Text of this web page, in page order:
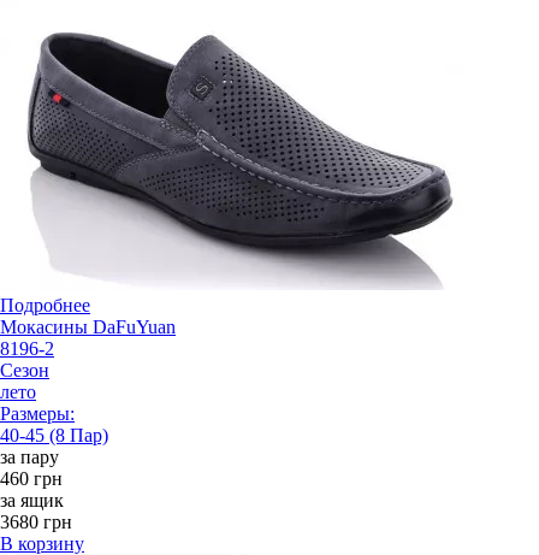
Подробнее
Мокасины DaFuYuan
8196-2
Сезон
лето
Размеры:
40-45 (8 Пар)
за пару
460 грн
за ящик
3680 грн
В корзину